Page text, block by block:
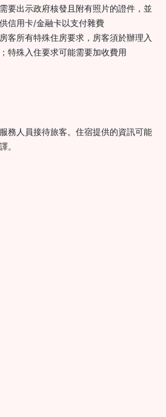
要出示政府核發且附有照片的證件，並
信用卡/金融卡以支付雜費
客所有特殊住房要求，房客須於辦理入
特殊入住要求可能需要加收費用
務人員接待旅客。住宿提供的資訊可能
。